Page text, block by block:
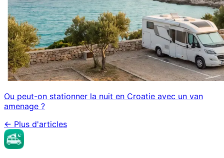
Ou peut-on stationner la nuit en Croatie avec un van
amenage ?
← Plus d'articles